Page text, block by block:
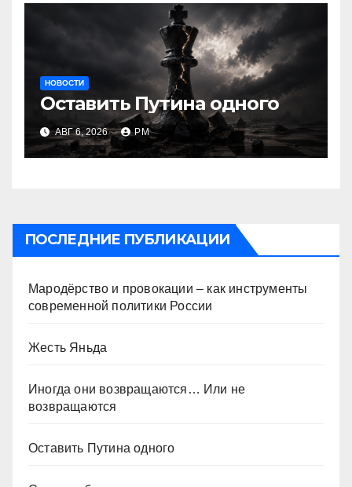
НОВОСТИ
Оставить Путина одного
АВГ 6, 2026 РМ
ПОСЛЕДНИЕ ПУБЛИКАЦИИ
Мародёрство и провокации – как инструменты
современной политики России
Жесть Яньда
Иногда они возвращаются… Или не
возвращаются
Оставить Путина одного